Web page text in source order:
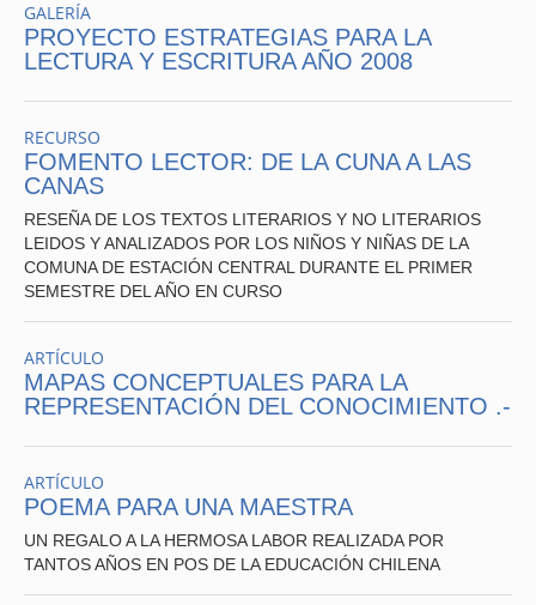
GALERÍA
PROYECTO ESTRATEGIAS PARA LA
LECTURA Y ESCRITURA AÑO 2008
RECURSO
FOMENTO LECTOR: DE LA CUNA A LAS
CANAS
RESEÑA DE LOS TEXTOS LITERARIOS Y NO LITERARIOS
LEIDOS Y ANALIZADOS POR LOS NIÑOS Y NIÑAS DE LA
COMUNA DE ESTACIÓN CENTRAL DURANTE EL PRIMER
SEMESTRE DEL AÑO EN CURSO
ARTÍCULO
MAPAS CONCEPTUALES PARA LA
REPRESENTACIÓN DEL CONOCIMIENTO .-
ARTÍCULO
POEMA PARA UNA MAESTRA
UN REGALO A LA HERMOSA LABOR REALIZADA POR
TANTOS AÑOS EN POS DE LA EDUCACIÓN CHILENA